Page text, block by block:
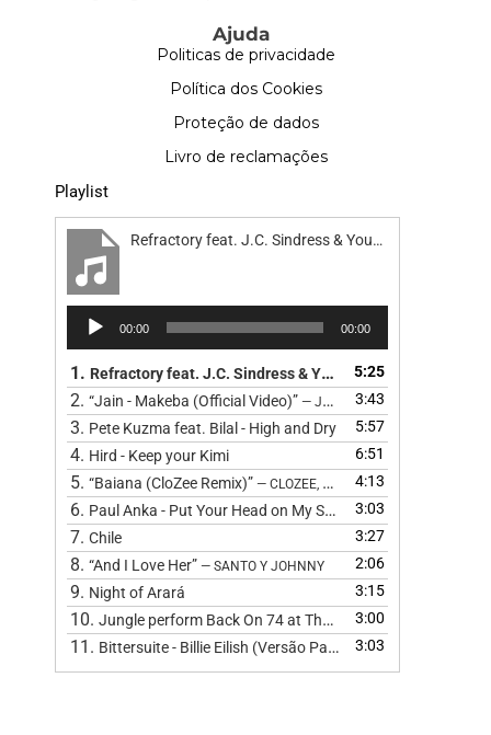
Ajuda
Politicas de privacidade
Política dos Cookies
Proteção de dados
Livro de reclamações
Playlist
Refractory feat. J.C. Sindress & Youn Sun Nah - Road
Reprodutor
00:00 00:00
1. Refractory feat. J.C. Sindress & Youn Sun Nah - Road
5:25
2. “Jain - Makeba (Official Video)” — JAIN 3:43
3. Pete Kuzma feat. Bilal - High and Dry 5:57
4. Hird - Keep your Kimi 6:51
5. “Baiana (CloZee Remix)” — CLOZEE, BARBATUQUES, CLOZEE,
4:13
6. Paul Anka - Put Your Head on My Shoulder (Cover) by The
3:03
7. Chile 3:27
8. “And I Love Her” — SANTO Y JOHNNY 2:06
9. Night of Arará 3:15
10. Jungle perform Back On 74 at The BRIT Awards 2024
3:00
11. Bittersuite - Billie Eilish (Versão Pagode )
3:03